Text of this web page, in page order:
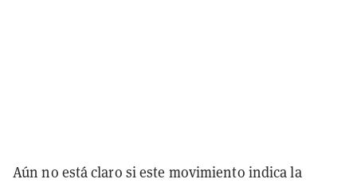
Aún no está claro si este movimiento indica la